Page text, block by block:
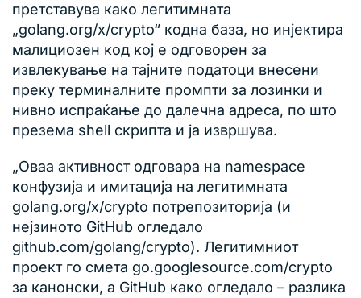
претставува како легитимната
„golang.org/x/crypto“ кодна база, но инјектира
малициозен код кој е одговорен за
извлекување на тајните податоци внесени
преку терминалните промпти за лозинки и
нивно испраќање до далечна адреса, по што
презема shell скрипта и ја извршува.
„Оваа активност одговара на namespace
конфузија и имитација на легитимната
golang.org/x/crypto потрепозиторија (и
нејзиното GitHub огледало
github.com/golang/crypto). Легитимниот
проект го смета go.googlesource.com/crypto
за канонски, а GitHub како огледало – разлика